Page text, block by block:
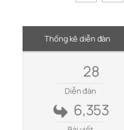
Thống kê diễn đàn
28
Diễn đàn
6,353